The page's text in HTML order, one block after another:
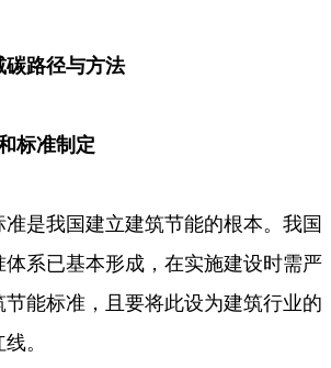
碳路径与方法
标准制定
是我国建立建筑节能的根本。我国
体系已基本形成，在实施建设时需严
能标准，且要将此设为建筑行业的
。